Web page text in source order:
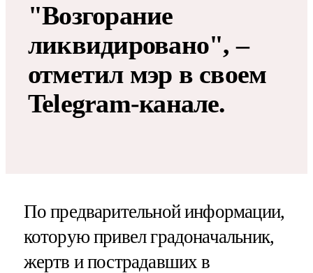
"Возгорание
ликвидировано", –
отметил мэр в своем
Telegram-канале.
По предварительной информации,
которую привел градоначальник,
жертв и пострадавших в